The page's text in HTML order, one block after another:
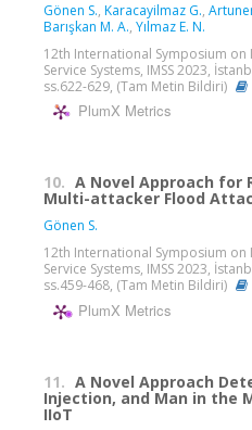
Gönen S., Karacayilmaz G.,
Barışkan M. A., Yılmaz E. N.
12th International Symposium
Service Systems, IMSS 2023,
ss.622-629, (Tam Metin Bildiri)
PlumX Metrics
10. A Novel Approach for
Multi-attacker Flood
Gönen S.
12th International Symposium
Service Systems, IMSS 2023,
ss.459-468, (Tam Metin Bildiri)
PlumX Metrics
11. A Novel Approach
Injection, and Man in the
IIoT